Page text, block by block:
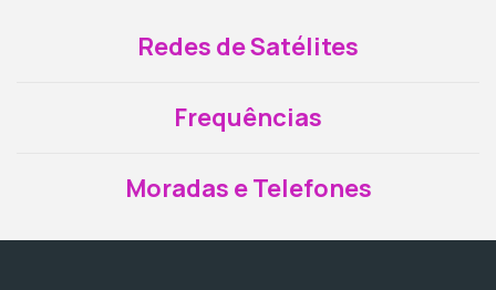
Redes de Satélites
Frequências
Moradas e Telefones